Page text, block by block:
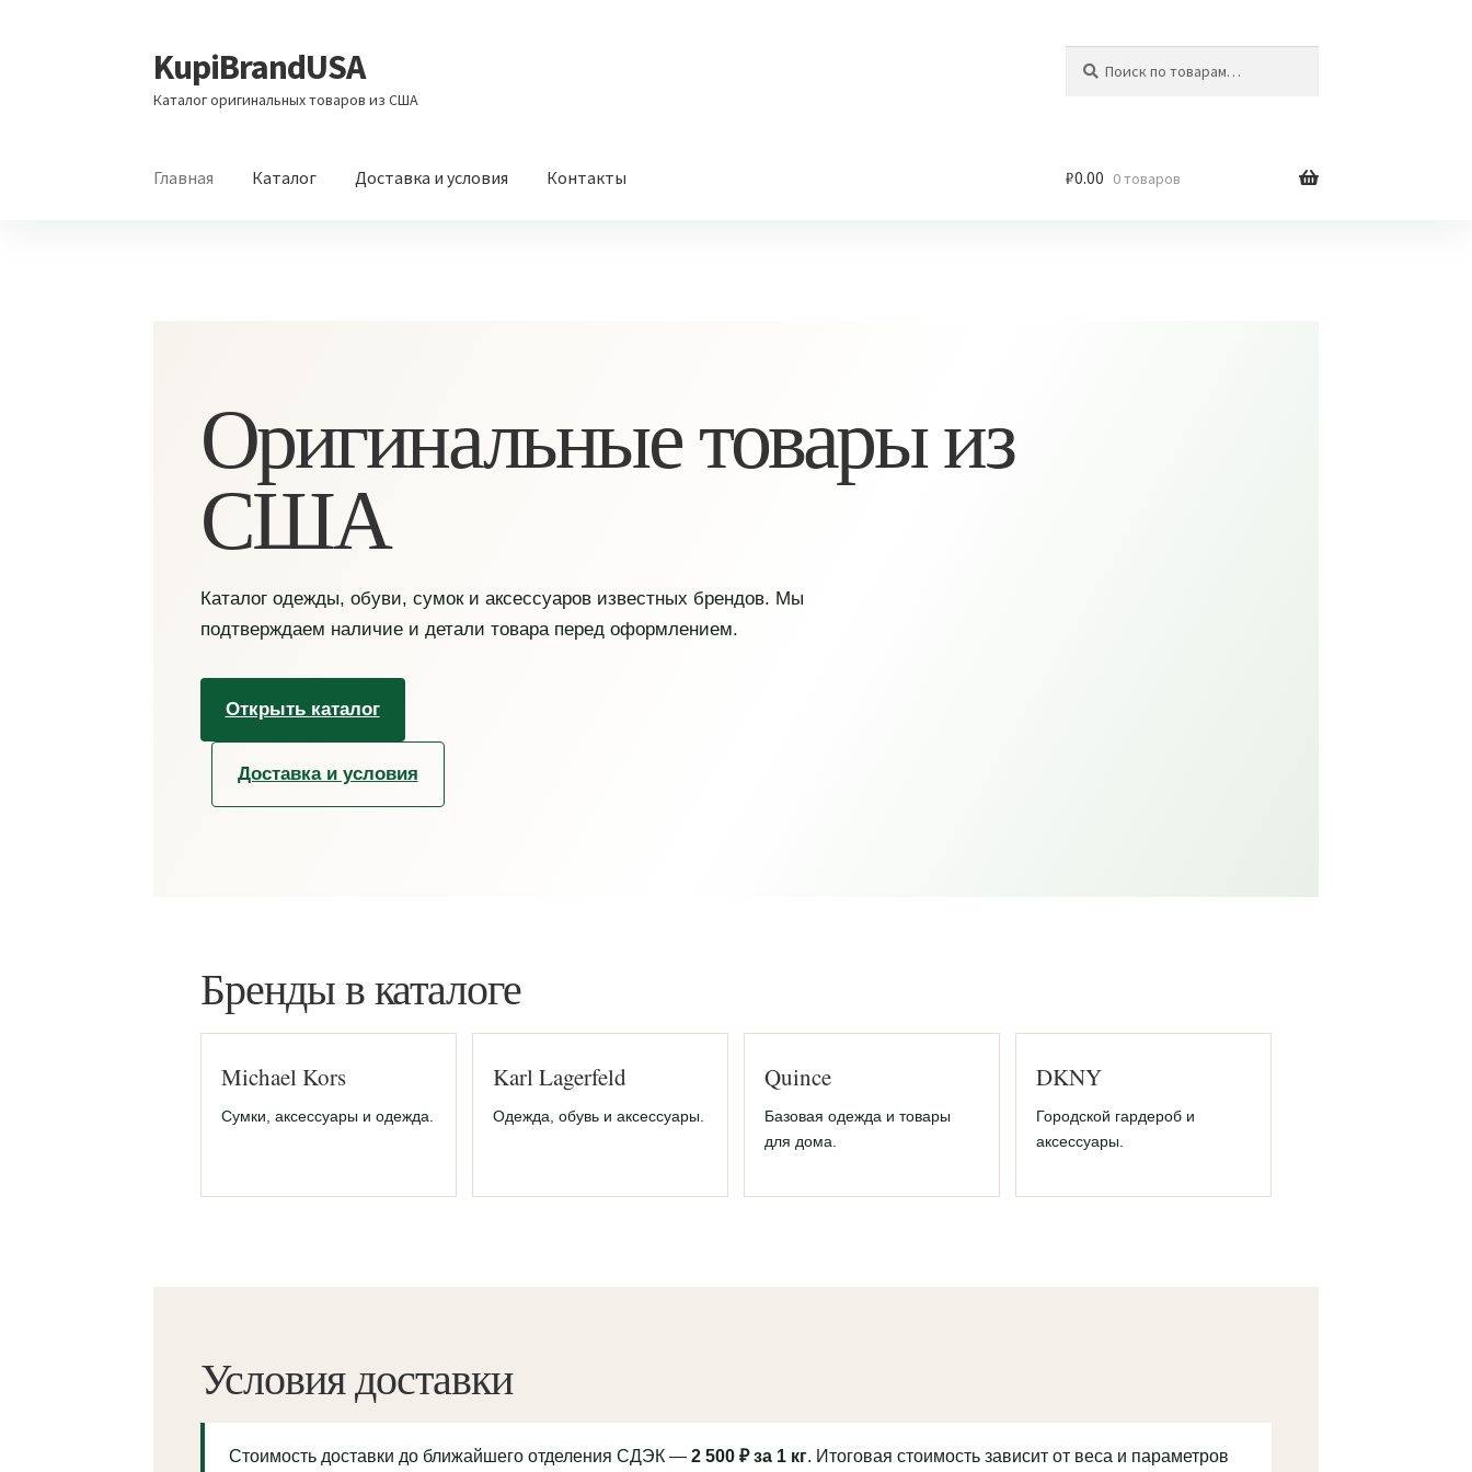
Перейти
к
навигации
Перейти
к
содержимому
KupiBrandUSA
Каталог оригинальных товаров из США
Главная Каталог Доставка и условия Контакты ₽0.00 0 товаров
Оригинальные товары из
США
Каталог одежды, обуви, сумок и аксессуаров известных брендов. Мы
подтверждаем наличие и детали товара перед оформлением.
Открыть каталог
Доставка и условия
Бренды в каталоге
Michael Kors
Сумки, аксессуары и одежда.
Karl Lagerfeld
Одежда, обувь и аксессуары.
Quince
Базовая одежда и товары
для дома.
DKNY
Городской гардероб и
аксессуары.
Условия доставки
Стоимость доставки до ближайшего отделения СДЭК — 2 500 ₽ за 1 кг. Итоговая стоимость зависит от веса и параметров